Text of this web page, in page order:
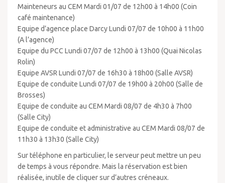
Mainteneurs au CEM Mardi 01/07 de 12h00 à 14h00 (Coin
café maintenance)
Equipe d’agence place Darcy Lundi 07/07 de 10h00 à 11h00
(A l’agence)
Equipe du PCC Lundi 07/07 de 12h00 à 13h00 (Quai Nicolas
Rolin)
Equipe AVSR Lundi 07/07 de 16h30 à 18h00 (Salle AVSR)
Equipe de conduite Lundi 07/07 de 19h00 à 20h00 (Salle de
Brosses)
Equipe de conduite au CEM Mardi 08/07 de 4h30 à 7h00
(Salle City)
Equipe de conduite et administrative au CEM Mardi 08/07 de
11h30 à 13h30 (Salle City)
Sur téléphone en particulier, le serveur peut mettre un peu
de temps à vous répondre. Mais la réservation est bien
réalisée, inutile de cliquer sur d’autres créneaux.